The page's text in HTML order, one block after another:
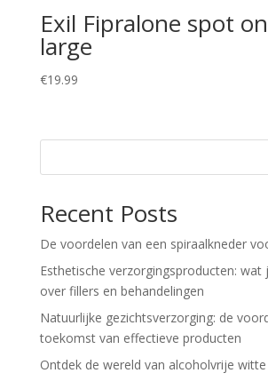
Exil Fipralone spot
large
€19.99
Recent Posts
De voordelen van een spiraalkneder
Esthetische verzorgingsproducten:
over fillers en behandelingen
Natuurlijke gezichtsverzorging: de
toekomst van effectieve producten
Ontdek de wereld van alcoholvrije